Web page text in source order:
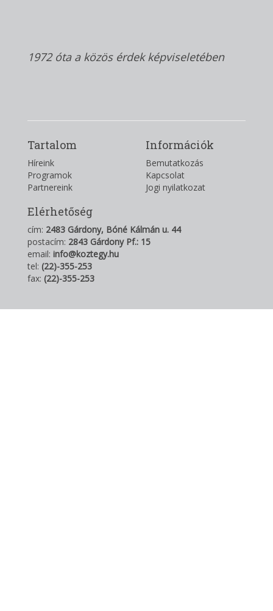
1972 óta a közös érdek képviseletében
Tartalom
Híreink
Programok
Partnereink
Információk
Bemutatkozás
Kapcsolat
Jogi nyilatkozat
Elérhetőség
cím: 2483 Gárdony, Bóné Kálmán u. 44
postacím: 2843 Gárdony Pf.: 15
email: info@koztegy.hu
tel: (22)-355-253
fax: (22)-355-253